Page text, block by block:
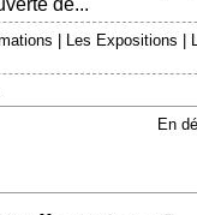
de...
Les Expositions
En